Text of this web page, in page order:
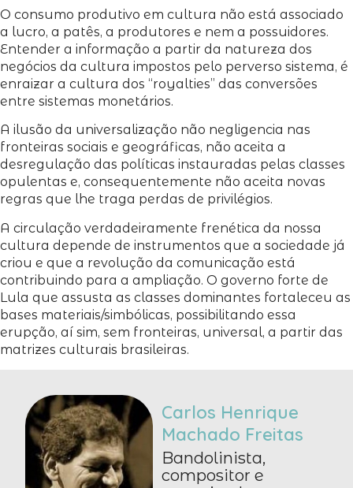
O consumo produtivo em cultura não está associado
a lucro, a patês, a produtores e nem a possuidores.
Entender a informação a partir da natureza dos
negócios da cultura impostos pelo perverso sistema, é
enraizar a cultura dos “royalties” das conversões
entre sistemas monetários.
A ilusão da universalização não negligencia nas
fronteiras sociais e geográficas, não aceita a
desregulação das políticas instauradas pelas classes
opulentas e, consequentemente não aceita novas
regras que lhe traga perdas de privilégios.
A circulação verdadeiramente frenética da nossa
cultura depende de instrumentos que a sociedade já
criou e que a revolução da comunicação está
contribuindo para a ampliação. O governo forte de
Lula que assusta as classes dominantes fortaleceu as
bases materiais/simbólicas, possibilitando essa
erupção, aí sim, sem fronteiras, universal, a partir das
matrizes culturais brasileiras.
Carlos Henrique
Machado Freitas
Bandolinista,
compositor e